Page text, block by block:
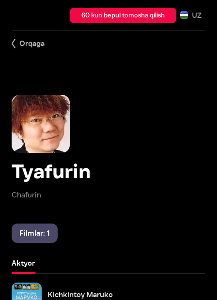
60 kun bepul tomosha qilish UZ
Orqaga
Chafurin
Tyafurin
Filmlar: 1
Aktyor
Kichkintoy Maruko